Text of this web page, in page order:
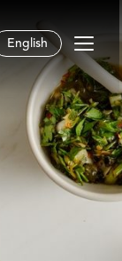
English